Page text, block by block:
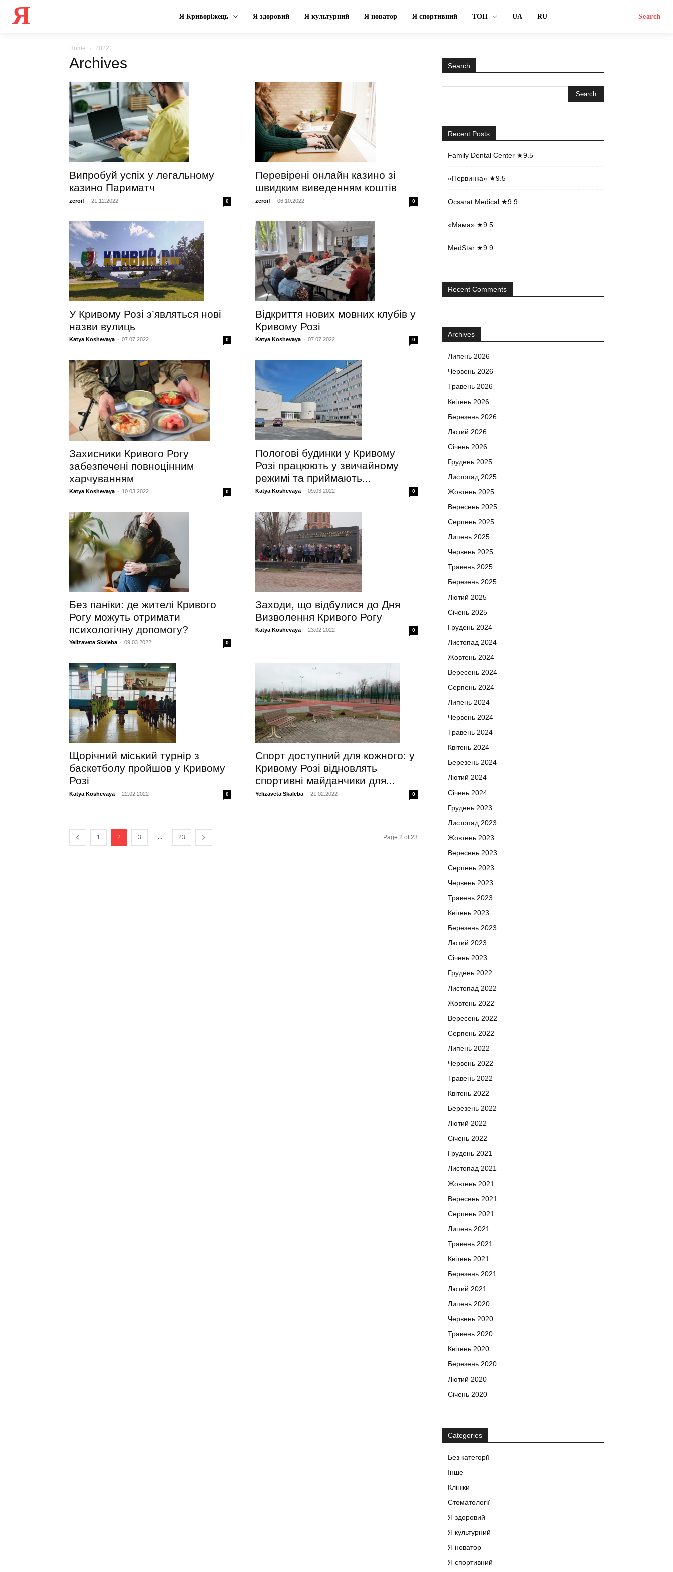
Я Я Криворіжець Я здоровий Я культурний Я новатор Я спортивний ТОП UA RU Search
Home 2022
Archives
Випробуй успіх у легальному
казино Париматч
zeroif - 21.12.2022 0
Перевірені онлайн казино зі
швидким виведенням коштів
zeroif - 06.10.2022 0
У Кривому Розі з’являться нові
назви вулиць
Katya Koshevaya - 07.07.2022 0
Відкриття нових мовних клубів у
Кривому Розі
Katya Koshevaya - 07.07.2022 0
Захисники Кривого Рогу
забезпечені повноцінним
харчуванням
Katya Koshevaya - 10.03.2022 0
Пологові будинки у Кривому
Розі працюють у звичайному
режимі та приймають...
Katya Koshevaya - 09.03.2022 0
Без паніки: де жителі Кривого
Рогу можуть отримати
психологічну допомогу?
Yelizaveta Skaleba - 09.03.2022 0
Заходи, що відбулися до Дня
Визволення Кривого Рогу
Katya Koshevaya - 23.02.2022 0
Щорічний міський турнір з
баскетболу пройшов у Кривому
Розі
Katya Koshevaya - 22.02.2022 0
Спорт доступний для кожного: у
Кривому Розі відновлять
спортивні майданчики для...
Yelizaveta Skaleba - 21.02.2022 0
1 2 3 ... 23 Page 2 of 23
Search
Recent Posts
Family Dental Center ★9.5
«Первинка» ★9.5
Ocsarat Medical ★9.9
«Мама» ★9.5
MedStar ★9.9
Recent Comments
Archives
Липень 2026
Червень 2026
Травень 2026
Квітень 2026
Березень 2026
Лютий 2026
Січень 2026
Грудень 2025
Листопад 2025
Жовтень 2025
Вересень 2025
Серпень 2025
Липень 2025
Червень 2025
Травень 2025
Березень 2025
Лютий 2025
Січень 2025
Грудень 2024
Листопад 2024
Жовтень 2024
Вересень 2024
Серпень 2024
Липень 2024
Червень 2024
Травень 2024
Квітень 2024
Березень 2024
Лютий 2024
Січень 2024
Грудень 2023
Листопад 2023
Жовтень 2023
Вересень 2023
Серпень 2023
Червень 2023
Травень 2023
Квітень 2023
Березень 2023
Лютий 2023
Січень 2023
Грудень 2022
Листопад 2022
Жовтень 2022
Вересень 2022
Серпень 2022
Липень 2022
Червень 2022
Травень 2022
Квітень 2022
Березень 2022
Лютий 2022
Січень 2022
Грудень 2021
Листопад 2021
Жовтень 2021
Вересень 2021
Серпень 2021
Липень 2021
Травень 2021
Квітень 2021
Березень 2021
Лютий 2021
Липень 2020
Червень 2020
Травень 2020
Квітень 2020
Березень 2020
Лютий 2020
Січень 2020
Categories
Без категорії
Інше
Клініки
Стоматології
Я здоровий
Я культурний
Я новатор
Я спортивний